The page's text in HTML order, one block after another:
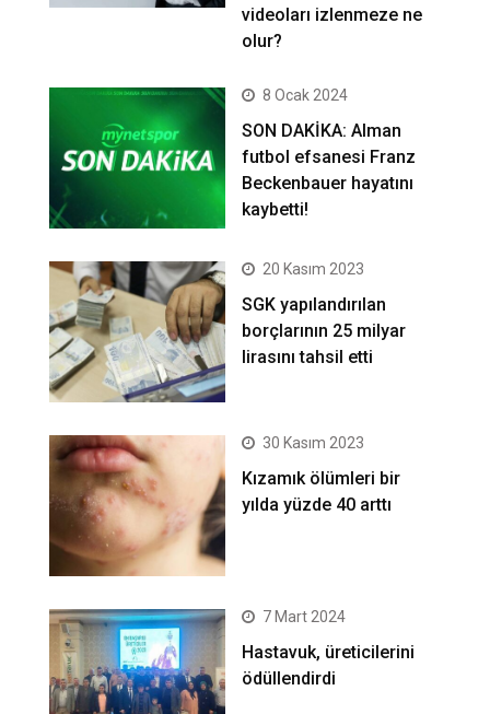
videoları izlenmeze ne
olur?
8 Ocak 2024
SON DAKİKA: Alman
futbol efsanesi Franz
Beckenbauer hayatını
kaybetti!
20 Kasım 2023
SGK yapılandırılan
borçlarının 25 milyar
lirasını tahsil etti
30 Kasım 2023
Kızamık ölümleri bir
yılda yüzde 40 arttı
7 Mart 2024
Hastavuk, üreticilerini
ödüllendirdi